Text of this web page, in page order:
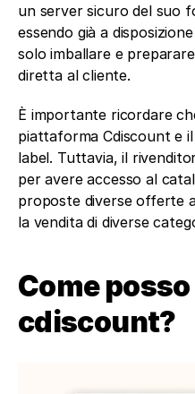
un server sicuro del suo
essendo già a
solo imballare e
diretta al cliente.
È importante ricordare
piattaforma Cdiscount e
label. Tuttavia, il
per avere accesso al
proposte diverse offerte
la vendita di diverse
Come
cdiscount?